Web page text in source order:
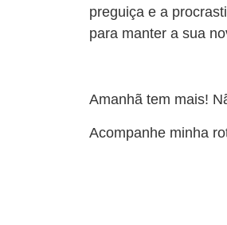
preguiça e a
para manter a sua
Amanhã tem mais!
Acompanhe minha